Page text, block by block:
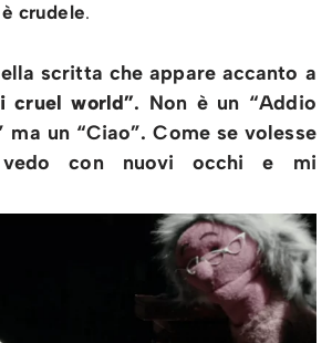
crudele.
scritta che appare accanto a
cruel world”. Non è un “Addio
ma un “Ciao”. Come se volesse
con nuovi occhi e mi